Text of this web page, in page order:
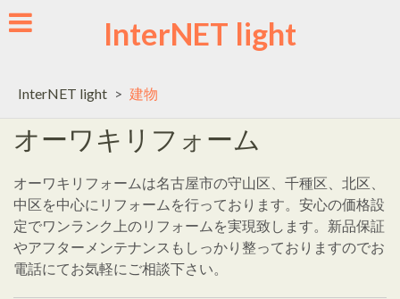
Skip
to
InterNET light
InterNET light > 建物
オーワキリフォーム
オーワキリフォームは名古屋市の守山区、千種区、北区、
中区を中心にリフォームを行っております。安心の価格設
定でワンランク上のリフォームを実現致します。新品保証
やアフターメンテナンスもしっかり整っておりますのでお
電話にてお気軽にご相談下さい。